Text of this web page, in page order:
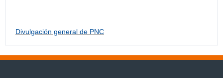
Divulgación general de PNC